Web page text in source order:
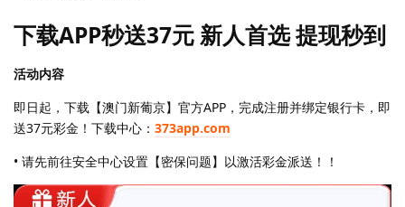
下载APP秒送37元 新人首选 提现秒到
活动内容
即日起，下载【澳门新葡京】官方APP，完成注册并绑定银行卡，即
送37元彩金！下载中心： 373app.com
• 请先前往安全中心设置【密保问题】以激活彩金派送！！